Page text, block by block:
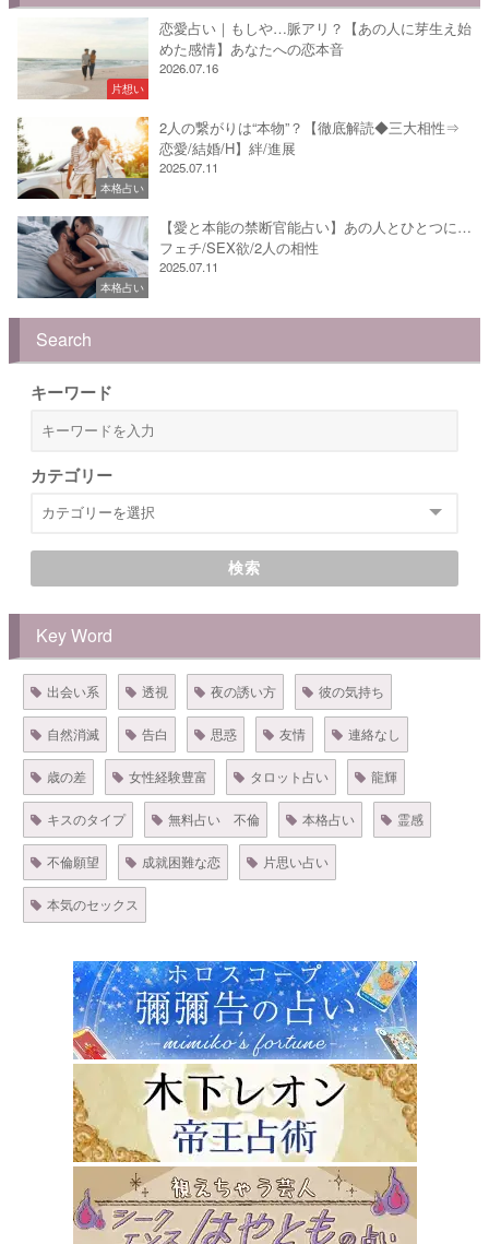
片想い
恋愛占い｜もしや…脈アリ？【あの人に芽生え始
めた感情】あなたへの恋本音
2026.07.16
本格占い
2人の繋がりは“本物”？【徹底解読◆三大相性⇒
恋愛/結婚/H】絆/進展
2025.07.11
本格占い
【愛と本能の禁断官能占い】あの人とひとつに…
フェチ/SEX欲/2人の相性
2025.07.11
Search
キーワード
カテゴリー
検索
Key Word
出会い系 透視 夜の誘い方 彼の気持ち
自然消滅 告白 思惑 友情 連絡なし
歳の差 女性経験豊富 タロット占い 龍輝
キスのタイプ 無料占い 不倫 本格占い 霊感
不倫願望 成就困難な恋 片思い占い
本気のセックス